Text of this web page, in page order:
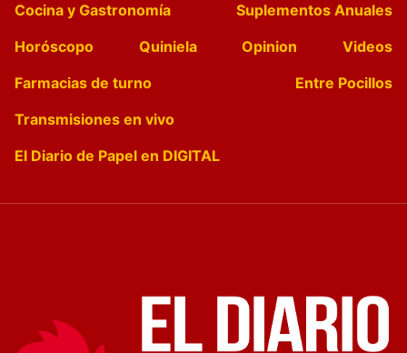
Cocina y Gastronomía
Suplementos Anuales
Horóscopo
Quiniela Opinion
Videos
Farmacias de turno
Entre Pocillos
Transmisiones en vivo
El Diario de Papel en DIGITAL